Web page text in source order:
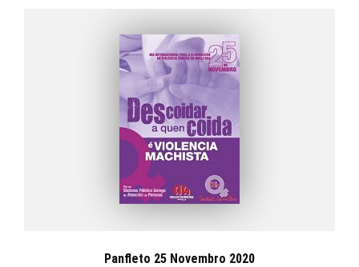
Panfleto 25 Novembro 2020